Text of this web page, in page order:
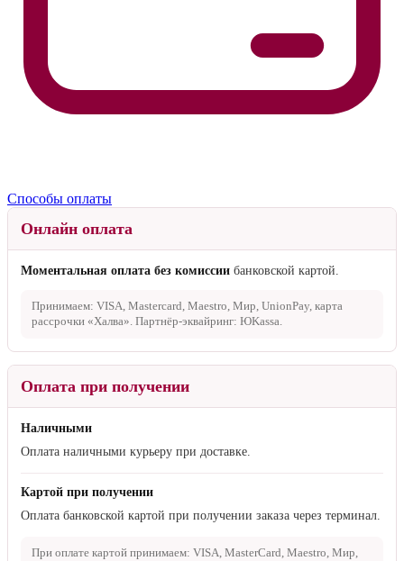
Способы оплаты
Онлайн оплата
Моментальная оплата без комиссии банковской картой.
Принимаем: VISA, Mastercard, Maestro, Мир, UnionPay, карта
рассрочки «Халва». Партнёр-эквайринг: ЮKassa.
Оплата при получении
Наличными
Оплата наличными курьеру при доставке.
Картой при получении
Оплата банковской картой при получении заказа через терминал.
При оплате картой принимаем: VISA, MasterCard, Maestro, Мир,